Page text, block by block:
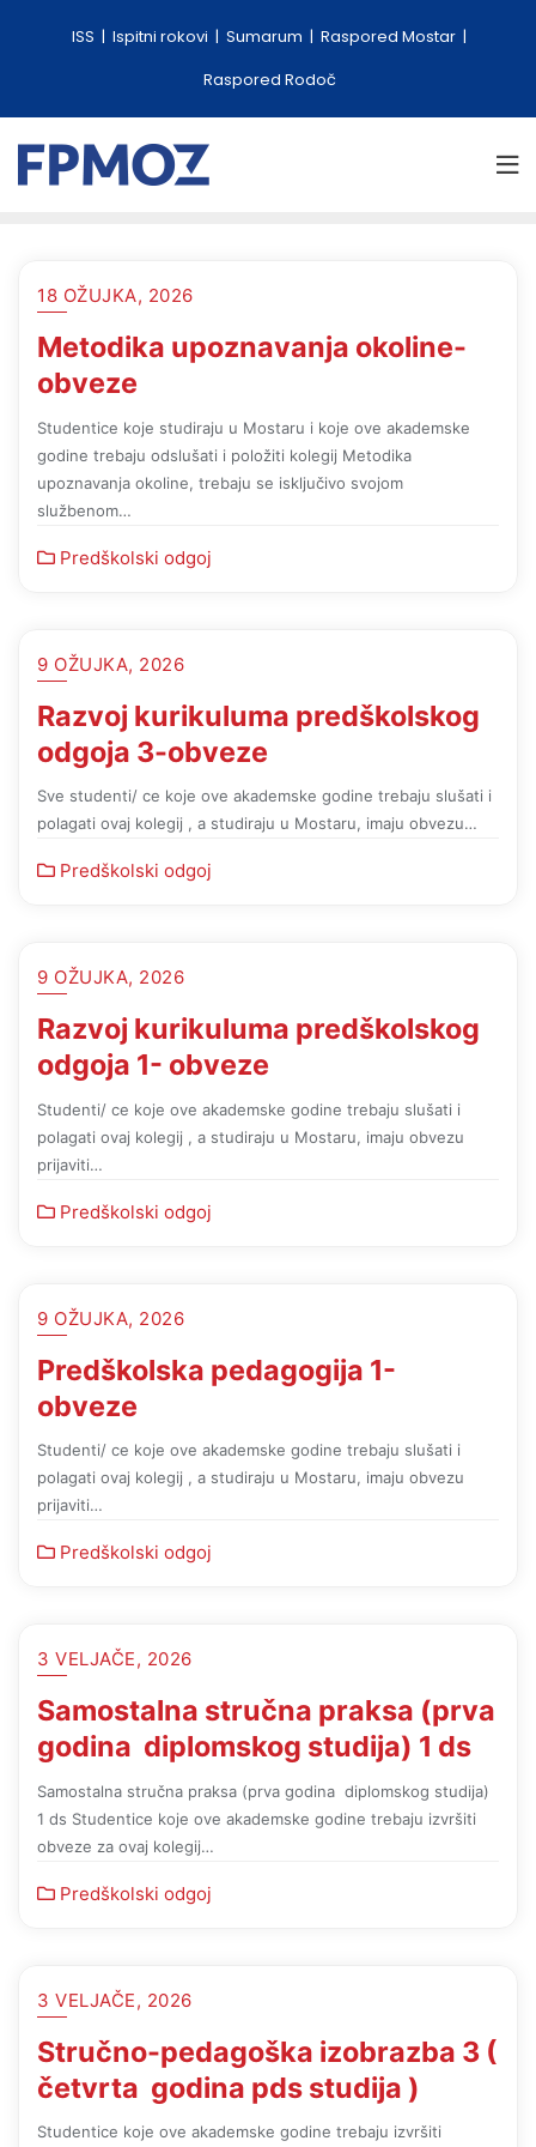
ISS Ispitni rokovi Sumarum
Raspored Mostar
Raspored Rodoč
18 OŽUJKA, 2026
Metodika upoznavanja okoline-
obveze
Studentice koje studiraju u Mostaru i koje ove akademske
godine trebaju odslušati i položiti kolegij Metodika
upoznavanja okoline, trebaju se isključivo svojom
službenom…
Predškolski odgoj
9 OŽUJKA, 2026
Razvoj kurikuluma predškolskog
odgoja 3-obveze
Sve studenti/ ce koje ove akademske godine trebaju slušati i
polagati ovaj kolegij , a studiraju u Mostaru, imaju obvezu…
Predškolski odgoj
9 OŽUJKA, 2026
Razvoj kurikuluma predškolskog
odgoja 1- obveze
Studenti/ ce koje ove akademske godine trebaju slušati i
polagati ovaj kolegij , a studiraju u Mostaru, imaju obvezu
prijaviti…
Predškolski odgoj
9 OŽUJKA, 2026
Predškolska pedagogija 1-
obveze
Studenti/ ce koje ove akademske godine trebaju slušati i
polagati ovaj kolegij , a studiraju u Mostaru, imaju obvezu
prijaviti…
Predškolski odgoj
3 VELJAČE, 2026
Samostalna stručna praksa (prva
godina diplomskog studija) 1 ds
Samostalna stručna praksa (prva godina diplomskog studija)
1 ds Studentice koje ove akademske godine trebaju izvršiti
obveze za ovaj kolegij…
Predškolski odgoj
3 VELJAČE, 2026
Stručno-pedagoška izobrazba 3 (
četvrta godina pds studija )
Studentice koje ove akademske godine trebaju izvršiti